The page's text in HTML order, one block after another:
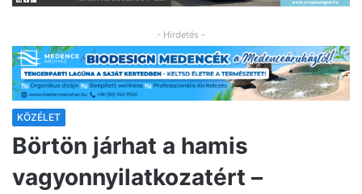
- Hirdetés -
KÖZÉLET
Börtön járhat a hamis
vagyonnyilatkozatért –